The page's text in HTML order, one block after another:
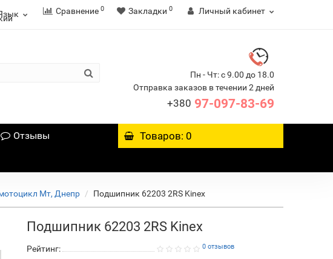
Сравнение 0 Закладки 0 Личный кабинет
Пн - Чт: с 9.00 до 18.0
Отправка заказов в течении 2 дней
+380 97-097-83-69
Отзывы Товаров: 0
Мт, Днепр Подшипник 62203 2RS Kinex
Подшипник 62203 2RS Kinex
Рейтинг: 0 отзывов